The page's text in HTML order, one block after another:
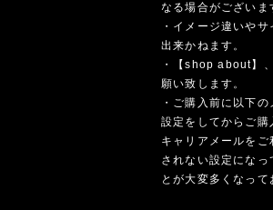
なる場合がございま
・イメージ違いや
出来かねます。
・【shop about】
願い致します。
・ご購入前に以下
設定をしてからご購
キャリアメールを
されない設定にな
とが大変多くなって